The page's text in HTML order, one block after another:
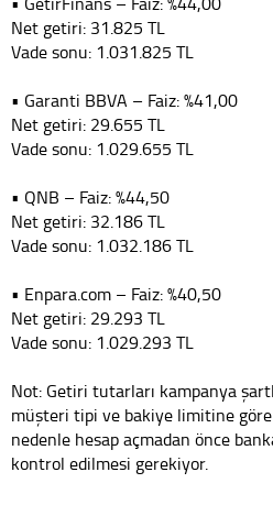
Net getiri: 31.825 TL
Vade sonu: 1.031.825 TL
• Garanti BBVA – Faiz: %41,00
Net getiri: 29.655 TL
Vade sonu: 1.029.655 TL
• QNB – Faiz: %44,50
Net getiri: 32.186 TL
Vade sonu: 1.032.186 TL
• Enpara.com – Faiz: %40,50
Net getiri: 29.293 TL
Vade sonu: 1.029.293 TL
Not: Getiri tutarları kampanya
müşteri tipi ve bakiye limitine
nedenle hesap açmadan önce
kontrol edilmesi gerekiyor.